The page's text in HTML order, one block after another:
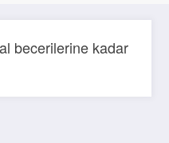
becerilerine kadar